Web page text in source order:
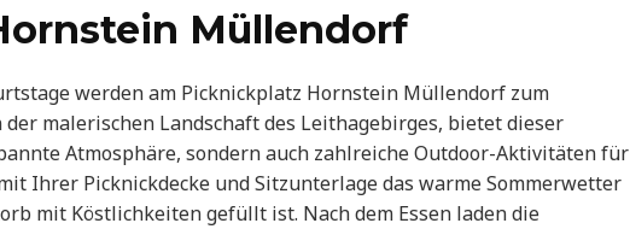
Müllendorf
werden am Picknickplatz Hornstein Müllendorf zum
malerischen Landschaft des Leithagebirges, bietet dieser
Atmosphäre, sondern auch zahlreiche Outdoor-Aktivitäten für
Ihrer Picknickdecke und Sitzunterlage das warme Sommerwetter
mit Köstlichkeiten gefüllt ist. Nach dem Essen laden die